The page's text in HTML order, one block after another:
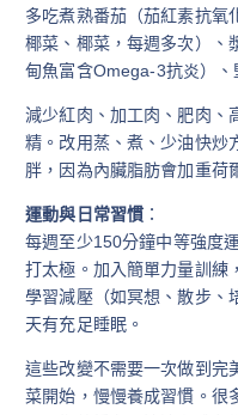
多吃煮熟番茄（茄紅素抗氧
椰菜、椰菜，每週多次）、
甸魚富含Omega-3抗炎）、
減少紅肉、加工肉、肥肉、
精。改用蒸、煮、少油快炒
胖，因為內臟脂肪會加重荷
運動與日常習慣 ：
每週至少150分鐘中等強度
打太極。加入簡單力量訓練
學習減壓（如冥想、散步、
天有充足睡眠。
這些改變不需要一次做到完
菜開始，慢慢養成習慣。很